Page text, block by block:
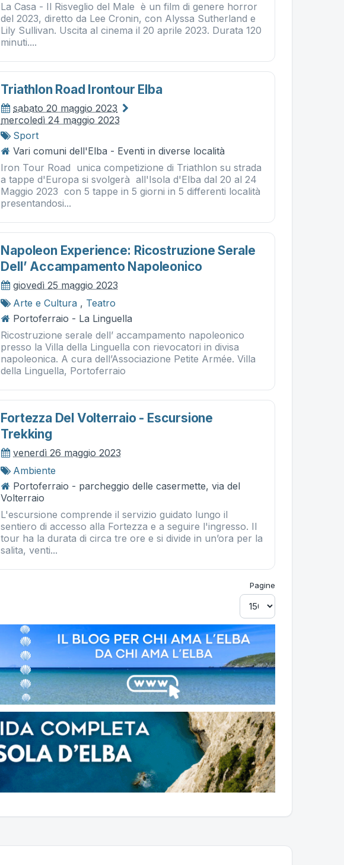
La Casa - Il Risveglio del Male è un film di genere horror
del 2023, diretto da Lee Cronin, con Alyssa Sutherland e
Lily Sullivan. Uscita al cinema il 20 aprile 2023. Durata 120
minuti....
Triathlon Road Irontour Elba
sabato 20 maggio 2023
mercoledì 24 maggio 2023
Sport
Vari comuni dell'Elba - Eventi in diverse località
Iron Tour Road unica competizione di Triathlon su strada
a tappe d'Europa si svolgerà all'Isola d'Elba dal 20 al 24
Maggio 2023 con 5 tappe in 5 giorni in 5 differenti località
presentandosi...
Napoleon Experience: Ricostruzione Serale
Dell’ Accampamento Napoleonico
giovedì 25 maggio 2023
Arte e Cultura , Teatro
Portoferraio - La Linguella
Ricostruzione serale dell’ accampamento napoleonico
presso la Villa della Linguella con rievocatori in divisa
napoleonica. A cura dell’Associazione Petite Armée. Villa
della Linguella, Portoferraio
Fortezza Del Volterraio - Escursione
Trekking
venerdì 26 maggio 2023
Ambiente
Portoferraio - parcheggio delle casermette, via del
Volterraio
L'escursione comprende il servizio guidato lungo il
sentiero di accesso alla Fortezza e a seguire l'ingresso. Il
tour ha la durata di circa tre ore e si divide in un’ora per la
salita, venti...
Pagine